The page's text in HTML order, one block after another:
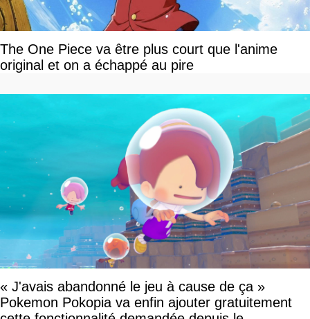
The One Piece va être plus court que l'anime
original et on a échappé au pire
« J'avais abandonné le jeu à cause de ça »
Pokemon Pokopia va enfin ajouter gratuitement